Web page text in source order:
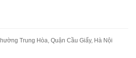
Trung Hòa, Quận Cầu Giấy, Hà Nội